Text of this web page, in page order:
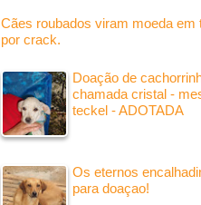
Cães roubados viram moeda em
por crack.
Doação de
chamada cristal -
teckel - ADOTADA
Os eternos
para doaçao!